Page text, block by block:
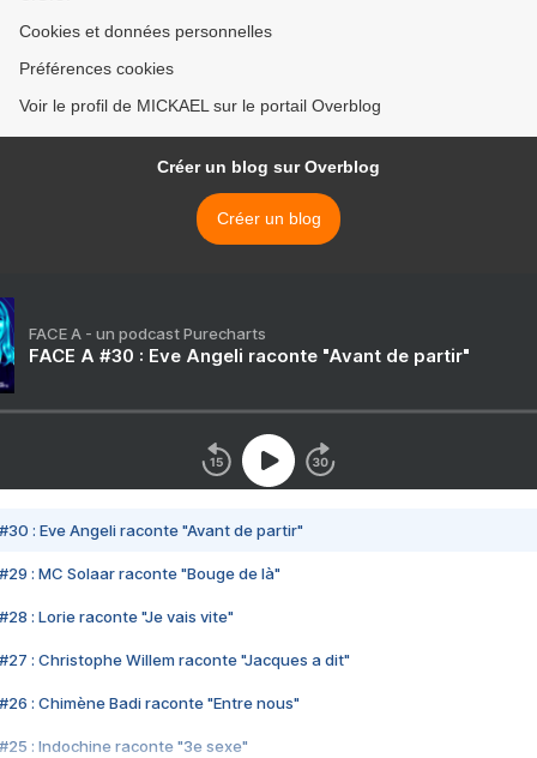
Cookies et données personnelles
Préférences cookies
Voir le profil de MICKAEL sur le portail Overblog
Créer un blog sur Overblog
Créer un blog
FACE A - un podcast Purecharts
FACE A #30 : Eve Angeli raconte "Avant de partir"
#30 : Eve Angeli raconte "Avant de partir"
#29 : MC Solaar raconte "Bouge de là"
#28 : Lorie raconte "Je vais vite"
#27 : Christophe Willem raconte "Jacques a dit"
#26 : Chimène Badi raconte "Entre nous"
#25 : Indochine raconte "3e sexe"